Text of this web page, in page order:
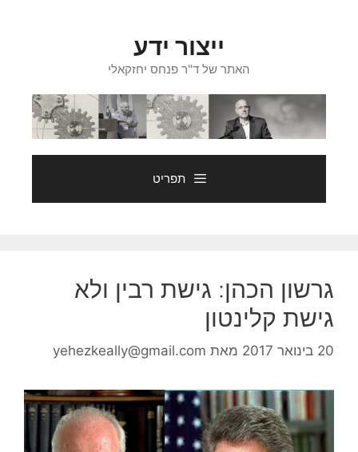
ייצור ידע
האתר של ד"ר פנחס יחזקאלי
תפריט
גרשון הכהן: גישת רבין ולא
גישת קלינטון
20 בינואר 2017 מאת yehezkeally@gmail.com